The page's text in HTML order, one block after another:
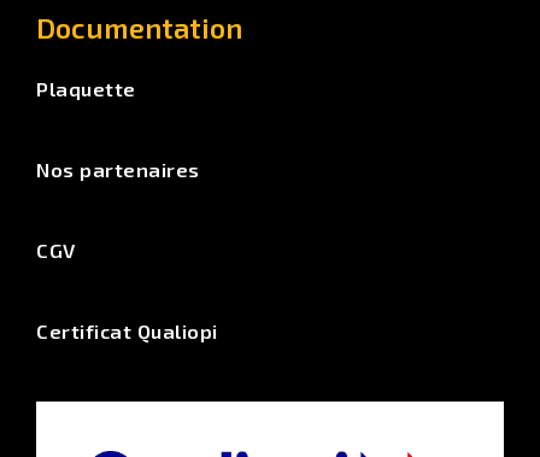
Documentation
Plaquette
Nos partenaires
CGV
Certificat Qualiopi